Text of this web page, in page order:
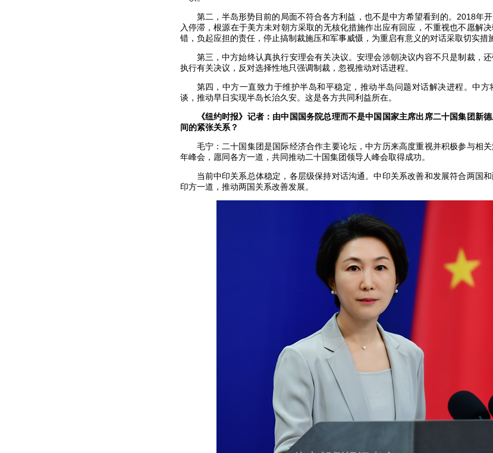
第二，半岛形势目前的局面不符合各方利益，也不是中方希望看到的。2018年
入停滞，根源在于美方未对朝方采取的无核化措施作出应有回应，不重视也不愿解
错，负起应担的责任，停止搞制裁施压和军事威慑，为重启有意义的对话采取切实措
第三，中方始终认真执行安理会有关决议。安理会涉朝决议内容不只是制裁，
执行有关决议，反对选择性地只强调制裁，忽视推动对话进程。
第四，中方一直致力于维护半岛和平稳定，推动半岛问题对话解决进程。中
谈，推动早日实现半岛长治久安。这是各方共同利益所在。
《纽约时报》记者：由中国国务院总理而不是中国国家主席出席二十国集团新
间的紧张关系？
毛宁：二十国集团是国际经济合作主要论坛，中方历来高度重视并积极参与相
年峰会，愿同各方一道，共同推动二十国集团领导人峰会取得成功。
当前中印关系总体稳定，各层级保持对话沟通。中印关系改善和发展符合两国
印方一道，推动两国关系改善发展。